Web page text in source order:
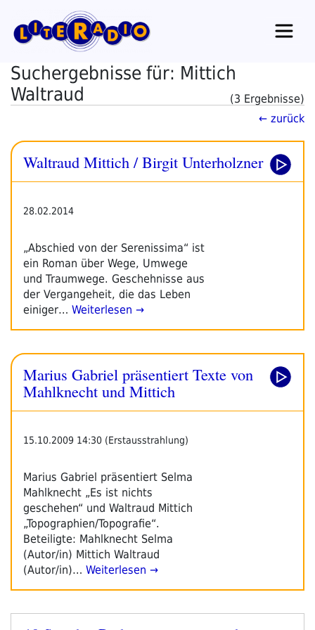
Inhalt
springen
Suchergebnisse für: Mittich
Waltraud
(3 Ergebnisse)
← zurück
Waltraud Mittich / Birgit Unterholzner
28.02.2014
„Abschied von der Serenissima“ ist
ein Roman über Wege, Umwege
und Traumwege. Geschehnisse aus
der Vergangeheit, die das Leben
einiger… Weiterlesen →
Marius Gabriel präsentiert Texte von
Mahlknecht und Mittich
15.10.2009 14:30 (Erstausstrahlung)
Marius Gabriel präsentiert Selma
Mahlknecht „Es ist nichts
geschehen“ und Waltraud Mittich
„Topographien/Topografie“.
Beteiligte: Mahlknecht Selma
(Autor/in) Mittich Waltraud
(Autor/in)… Weiterlesen →